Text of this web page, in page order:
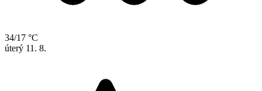
34/17 °C
úterý 11. 8.